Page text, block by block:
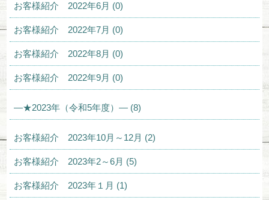
お客様紹介 2022年6月 (0)
お客様紹介 2022年7月 (0)
お客様紹介 2022年8月 (0)
お客様紹介 2022年9月 (0)
—★2023年（令和5年度）— (8)
お客様紹介 2023年10月～12月 (2)
お客様紹介 2023年2～6月 (5)
お客様紹介 2023年１月 (1)